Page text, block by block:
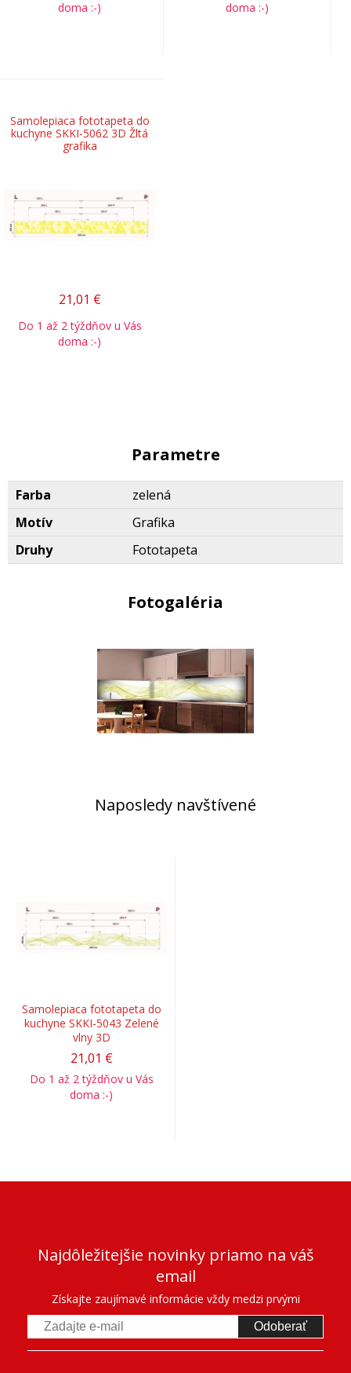
doma :-) doma :-)
Samolepiaca fototapeta do
kuchyne SKKI-5062 3D Žltá
grafika
21,01 €
Do 1 až 2 týždňov u Vás
doma :-)
Parametre
Farba
zelená
Motív
Grafika
Druhy
Fototapeta
Fotogaléria
Naposledy navštívené
Samolepiaca fototapeta do
kuchyne SKKI-5043 Zelené
vlny 3D
21,01 €
Do 1 až 2 týždňov u Vás
doma :-)
Najdôležitejšie novinky priamo na váš
email
Získajte zaujímavé informácie vždy medzi prvými
Odoberať